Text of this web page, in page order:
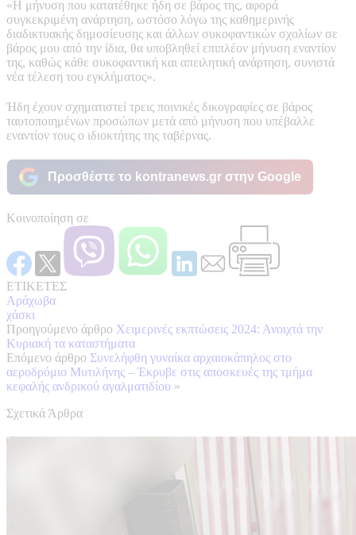
«Η μήνυση που κατατέθηκε ήδη σε βάρος της, αφορά
συγκεκριμένη ανάρτηση, ωστόσο λόγω της καθημερινής
διαδικτυακής δημοσίευσης και άλλων συκοφαντικών σχολίων σε
βάρος μου από την ίδια, θα υποβληθεί επιπλέον μήνυση εναντίον
της, καθώς κάθε συκοφαντική και απειλητική ανάρτηση, συνιστά
νέα τέλεση του εγκλήματος».
Ήδη έχουν σχηματιστεί τρεις ποινικές δικογραφίες σε βάρος
ταυτοποιημένων προσώπων μετά από μήνυση που υπέβαλλε
εναντίον τους ο ιδιοκτήτης της ταβέρνας.
Προσθέστε το kontranews.gr στην Google
Κοινοποίηση σε
ΕΤΙΚΕΤΕΣ
Αράχωβα
χάσκι
Προηγούμενο άρθρο Χειμερινές εκπτώσεις 2024: Ανοιχτά την
Κυριακή τα καταστήματα
Επόμενο άρθρο Συνελήφθη γυναίκα αρχαιοκάπηλος στο
αεροδρόμιο Μυτιλήνης – Έκρυβε στις αποσκευές της τμήμα
κεφαλής ανδρικού αγαλματιδίου »
Σχετικά Άρθρα